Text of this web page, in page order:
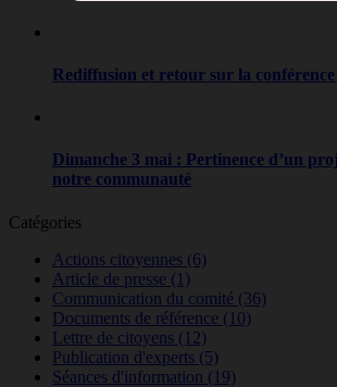
Rediffusion et retour sur la
Dimanche 3 mai : Pertinence d’un
notre communauté
Catégories
Actions citoyennes (6)
Article de presse (1)
Communication du comité (36)
Documents de référence (10)
Lettre de citoyens (12)
Publication d'experts (5)
Séances d'information (19)